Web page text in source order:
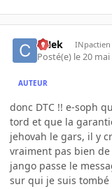
CNek INpactien
Posté(e) le 20
AUTEUR
donc DTC !! e-soph
tord et que la
jehovah le gars, il y
vraiment pas bien
jango passe le
sur qui je suis